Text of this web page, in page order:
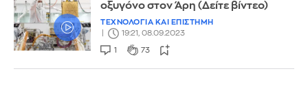
οξυγόνο στον Άρη (Δείτε βίντεο)
ΤΕΧΝΟΛΟΓΙΑ ΚΑΙ ΕΠΙΣΤΗΜΗ
19:21, 08.09.2023
1 73